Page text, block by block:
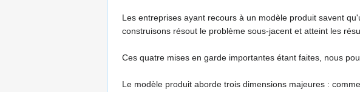
Les entreprises ayant recours à un modèle produit savent
construisons résout le problème sous-jacent et atteint les
Ces quatre mises en garde importantes étant faites, nous
Le modèle produit aborde trois dimensions majeures :